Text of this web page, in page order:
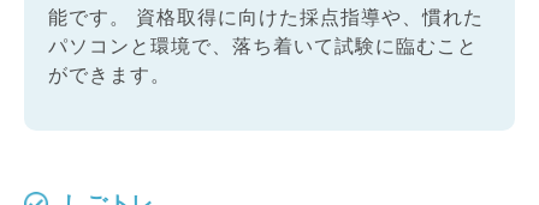
能です。 資格取得に向けた採点指導や、慣れた
パソコンと環境で、落ち着いて試験に臨むこと
ができます。